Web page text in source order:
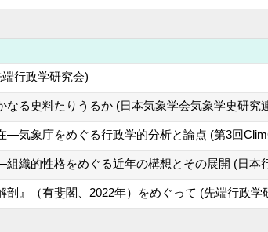
行政学研究会)
なる史料たりうるか (日本気象学会気象学史研
―気象庁をめぐる行政学的分析と論点 (第3回
織的性格をめぐる近年の構想とその展開 (日
剖』（有斐閣、2022年）をめぐって (先端行政学